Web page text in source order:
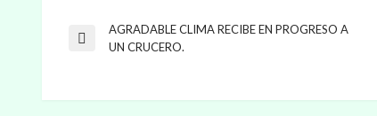
Navegación
de
Entrada
AGRADABLE CLIMA RECIBE EN PROGRESO A
UN CRUCERO.